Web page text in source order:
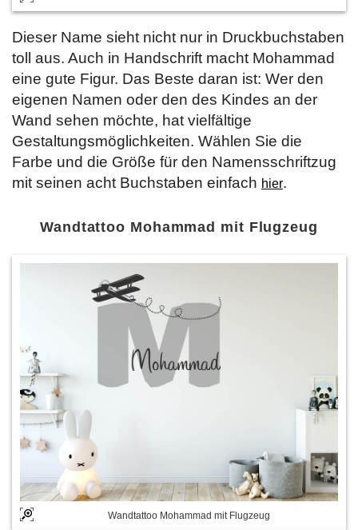
Dieser Name sieht nicht nur in Druckbuchstaben
toll aus. Auch in Handschrift macht Mohammad
eine gute Figur. Das Beste daran ist: Wer den
eigenen Namen oder den des Kindes an der
Wand sehen möchte, hat vielfältige
Gestaltungsmöglichkeiten. Wählen Sie die
Farbe und die Größe für den Namensschriftzug
mit seinen acht Buchstaben einfach hier.
Wandtattoo Mohammad mit Flugzeug
Wandtattoo Mohammad mit Flugzeug